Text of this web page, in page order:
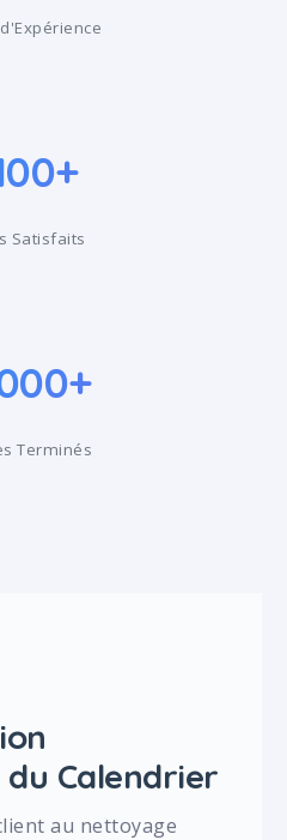
Satisfaits
Terminés
Calendrier
au nettoyage